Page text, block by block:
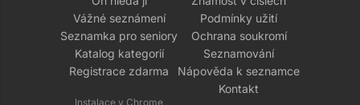
Vážné seznámení
Seznamka pro seniory
Katalog kategorií
Registrace zdarma
Instalace v Chrome
Podmínky užití
Ochrana soukromí
Seznamování
Nápověda k seznamce
Kontakt